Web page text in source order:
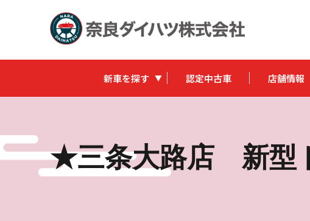
新車を探す 認定中古車 店舗情報
★三条大路店 新型